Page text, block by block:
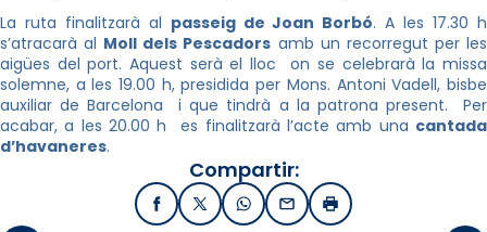
La ruta finalitzarà al passeig de Joan Borbó. A les 17.30 h
s’atracarà al Moll dels Pescadors amb un recorregut per les
aigües del port. Aquest serà el lloc on se celebrarà la missa
solemne, a les 19.00 h, presidida per Mons. Antoni Vadell, bisbe
auxiliar de Barcelona i que tindrà a la patrona present. Per
acabar, a les 20.00 h es finalitzarà l’acte amb una cantada
d’havaneres.
Compartir:
FacebookX / TwitterWhatsApp
EmailImprimir